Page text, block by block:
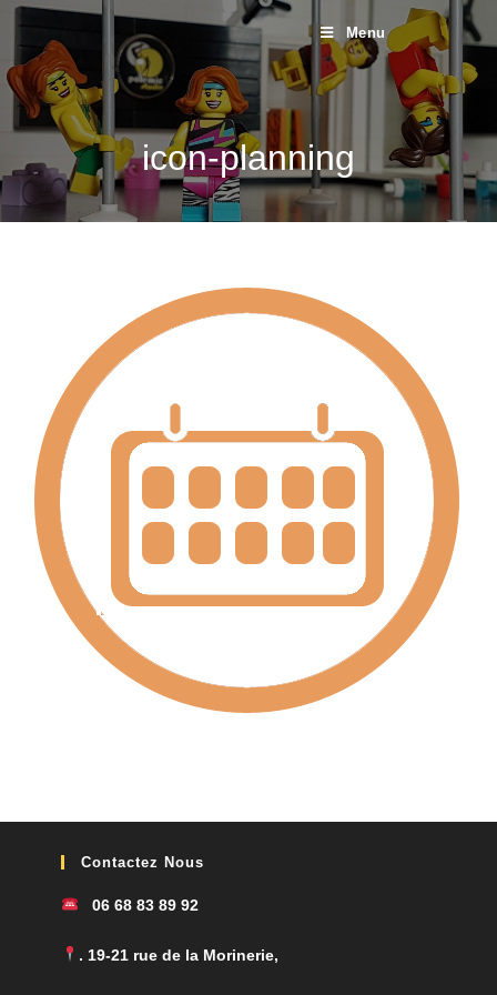
Menu
icon-planning
Contactez Nous
06 68 83 89 92
. 19-21 rue de la Morinerie,